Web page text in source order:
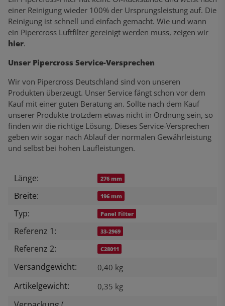
einer Reinigung wieder 100% der Ursprungsleistung auf. Die
Reinigung ist schnell und einfach gemacht. Wie und wann
ein Pipercross Luftfilter gereinigt werden muss, zeigen wir
hier.
Unser Pipercross Service-Versprechen
Wir von Pipercross Deutschland sind von unseren
Produkten überzeugt. Unser Service fängt schon vor dem
Kauf mit einer guten Beratung an. Sollte nach dem Kauf
unserer Produkte trotzdem etwas nicht in Ordnung sein, so
finden wir die richtige Lösung. Dieses Service-Versprechen
geben wir sogar nach Ablauf der normalen Gewährleistung
und selbst bei hohen Laufleistungen.
Produkteigenschaft
Wert
Länge: 276 mm
Breite: 196 mm
Typ: Panel Filter
Referenz 1: 33-2969
Referenz 2: C28011
Versandgewicht: 0,40 kg
Artikelgewicht: 0,35 kg